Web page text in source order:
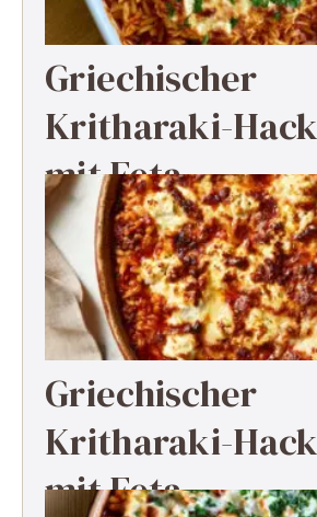
Griechischer
Kritharaki-
mit Feta
Griechischer
Kritharaki-
mit Feta